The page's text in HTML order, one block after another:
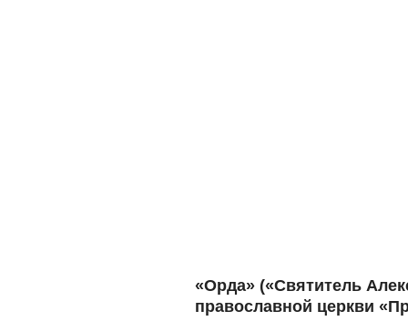
«Орда» («Святитель
православной церкви